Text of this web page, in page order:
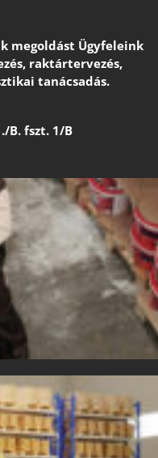
megoldást Ügyfeleink
raktártervezés,
tanácsadás.
B. fszt. 1/B